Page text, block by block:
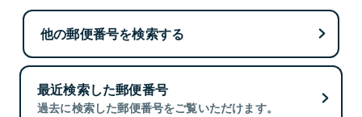
他の郵便番号を検索する
最近検索した郵便番号
過去に検索した郵便番号をご覧いただけます。